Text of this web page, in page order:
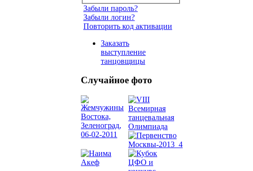
Забыли пароль?
Забыли логин?
Повторить код активации
Заказать
выступление
танцовщицы
Случайное фото
живота